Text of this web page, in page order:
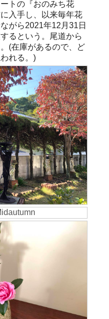
トの『おのみち花
入手し、以来毎年花
がら2021年12月31日
るという。尾道から
(在庫があるので、ど
れる。)